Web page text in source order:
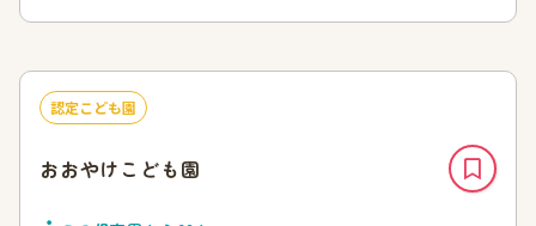
認定こども園
おおやけこども園